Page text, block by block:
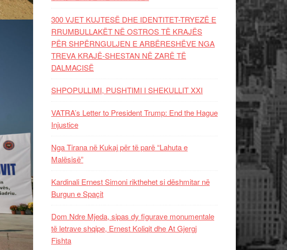
300 VJET KUJTESË DHE IDENTITET-TRYEZË E
RRUMBULLAKËT NË OSTROS TË KRAJËS
PËR SHPËRNGULJEN E ARBËRESHËVE NGA
TREVA KRAJË-SHESTAN NË ZARË TË
DALMACISË
SHPOPULLIMI, PUSHTIMI I SHEKULLIT XXI
VATRA’s Letter to President Trump: End the Hague
Injustice
Nga Tirana në Kukaj për të parë “Lahuta e
Malësisë”
Kardinali Ernest Simoni rikthehet si dëshmitar në
Burgun e Spaçit
Dom Ndre Mjeda, sipas dy figurave monumentale
të letrave shqipe, Ernest Koliqit dhe At Gjergj
Fishta